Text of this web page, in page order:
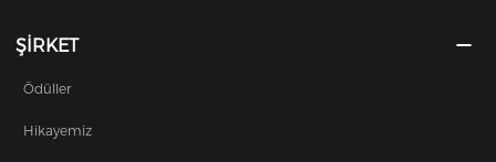
ŞİRKET
Ödüller
Hikayemiz